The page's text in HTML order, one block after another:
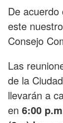
De
este
Consejo
Las
de la
llevarán a
en 6:00